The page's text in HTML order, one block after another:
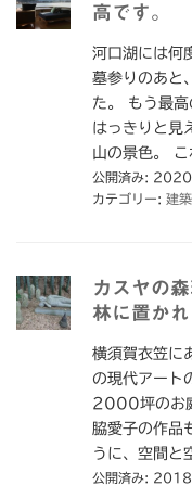
高です。
河口湖には何
墓参りのあと
た。 もう最
はっきりと見
山の景色。
公開済み:
カテゴリー: 建
カスヤの
林に置か
横須賀衣笠に
の現代アート
2000坪のお
脇愛子の作品
うに、空間
公開済み: